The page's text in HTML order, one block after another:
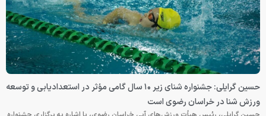
حسین گرایلی: جشنواره شنای زیر ۱۰ سال گامی مؤثر در استعدادیابی و توسعه
ورزش شنا در خراسان رضوی است